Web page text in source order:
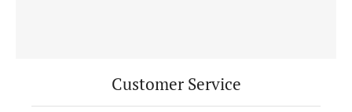
Customer Service